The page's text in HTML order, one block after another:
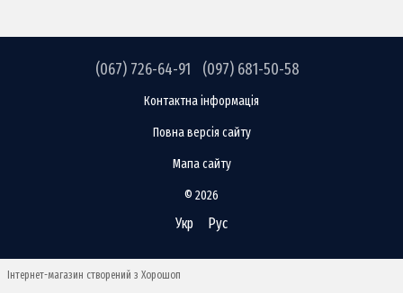
(067) 726-64-91 (097) 681-50-58
Контактна інформація
Повна версія сайту
Мапа сайту
© 2026
Укр Рус
Інтернет-магазин створений з Хорошоп